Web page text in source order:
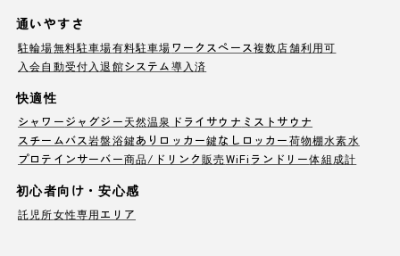
通いやすさ
駐輪場無料駐車場有料駐車場ワークスペース複数店舗利用可
入会自動受付 入退館システム導入済
快適性
シャワージャグジー天然温泉 ドライサウナ ミストサウナ
スチームバス岩盤浴鍵ありロッカー鍵なしロッカー荷物棚水素水
プロテインサーバー商品/ドリンク販売WiFi ランドリー体組成計
初心者向け・安心感
託児所女性専用エリア